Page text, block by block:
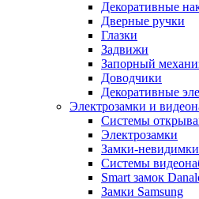
Декоративные
Дверные ручки
Глазки
Задвижи
Запорный
Доводчики
Декоративные
Электрозамки и
Системы
Электрозамки
Замки-невидимки
Системы
Smart замок
Замки Samsung